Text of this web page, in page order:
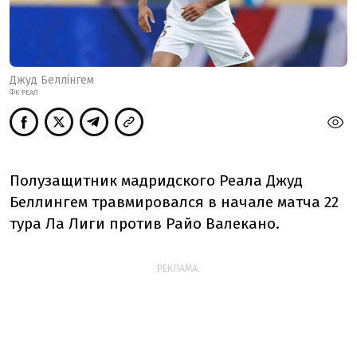
Джуд Беллінгем
ФК РЕАЛ
Полузащитник мадридского Реала Джуд
Беллингем травмировался в начале матча 22
тура Ла Лиги против Райо Валекано.
РЕКЛАМА: